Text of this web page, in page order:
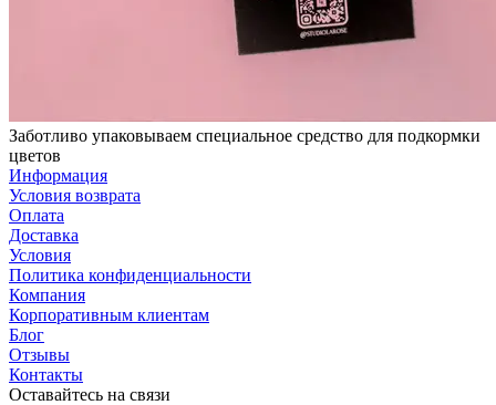
Заботливо упаковываем специальное средство для подкормки
цветов
Информация
Условия возврата
Оплата
Доставка
Условия
Политика конфиденциальности
Компания
Корпоративным клиентам
Блог
Отзывы
Контакты
Оставайтесь на связи